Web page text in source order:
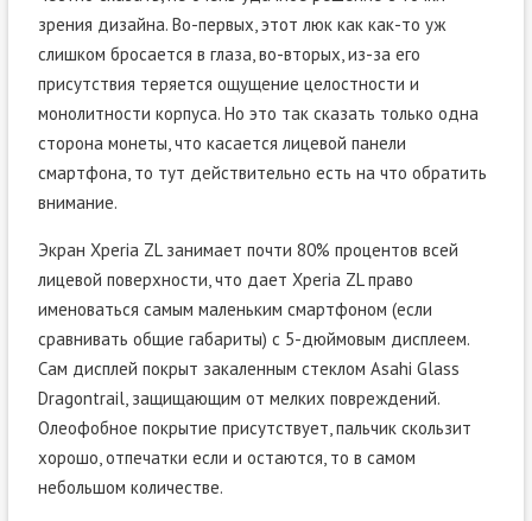
зрения дизайна. Во-первых, этот люк как как-то уж
слишком бросается в глаза, во-вторых, из-за его
присутствия теряется ощущение целостности и
монолитности корпуса. Но это так сказать только одна
сторона монеты, что касается лицевой панели
смартфона, то тут действительно есть на что обратить
внимание.
Экран Xperia ZL занимает почти 80% процентов всей
лицевой поверхности, что дает Xperia ZL право
именоваться самым маленьким смартфоном (если
сравнивать общие габариты) с 5-дюймовым дисплеем.
Сам дисплей покрыт закаленным стеклом Asahi Glass
Dragontrail, защищающим от мелких повреждений.
Олеофобное покрытие присутствует, пальчик скользит
хорошо, отпечатки если и остаются, то в самом
небольшом количестве.